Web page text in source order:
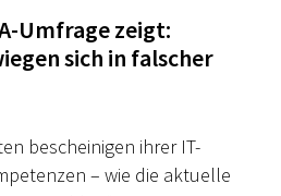
Umfrage zeigt:
sich in falscher
bescheinigen ihrer IT-
– wie die aktuelle